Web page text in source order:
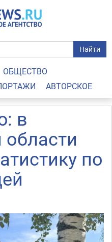
Найти
ОБЩЕСТВО
АВТОРСКОЕ
в
по